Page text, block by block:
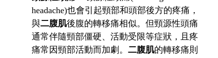
headache)也會引起頸部和頭部後方的疼痛，
與二腹肌後腹的轉移痛相似。但頸源性頭痛
通常伴隨頸部僵硬、活動受限等症狀，且疼
痛常因頸部活動而加劇。二腹肌的轉移痛則